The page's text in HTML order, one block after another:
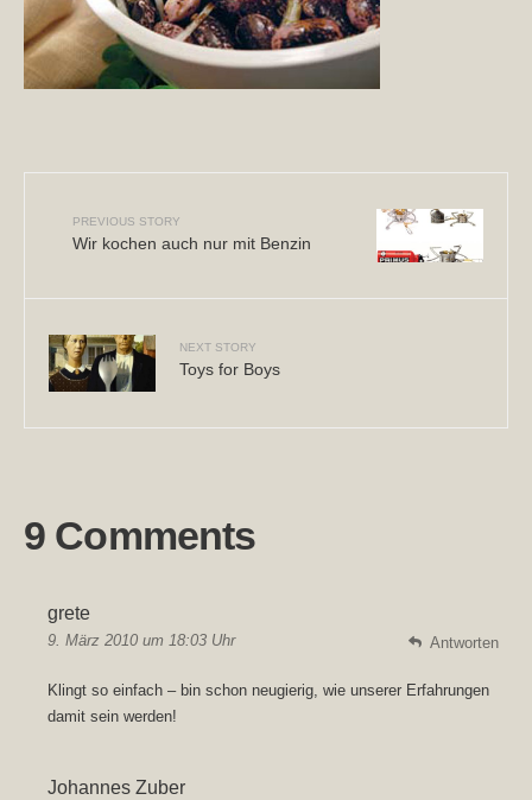
PREVIOUS STORY
Wir kochen auch nur mit Benzin
NEXT STORY
Toys for Boys
9 Comments
grete
9. März 2010 um 18:03 Uhr
Klingt so einfach – bin schon neugierig, wie unserer Erfahrungen
damit sein werden!
Antworten
Johannes Zuber